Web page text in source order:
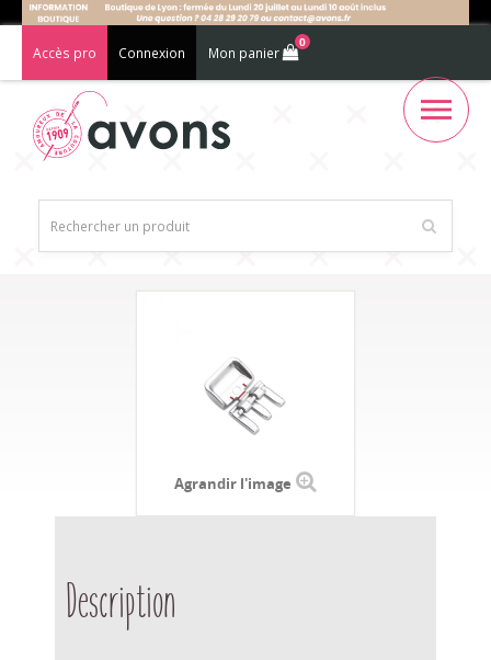
Accès pro Connexion Mon panier
0
Agrandir l'image
Description